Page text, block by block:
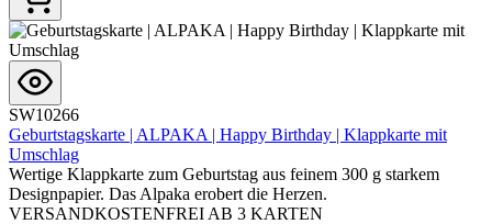
SW10266
Geburtstagskarte | ALPAKA | Happy Birthday | Klappkarte mit
Umschlag
Wertige Klappkarte zum Geburtstag aus feinem 300 g starkem
Designpapier. Das Alpaka erobert die Herzen.
VERSANDKOSTENFREI AB 3 KARTEN